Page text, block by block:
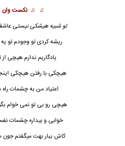
♫ ♫ نکست وان
تو شبیه هیشکی نیستی
ریشه کردی تو وجودم تو
یادگاریم ندارم هیچی از
هیچکی با رفتن هیچکی
اعتیاد من به چشمات راه
هیچی رو بی تو نمی خوام بگو
خوابی و بیداره چشمات
کاش یبار بهت میگفتم